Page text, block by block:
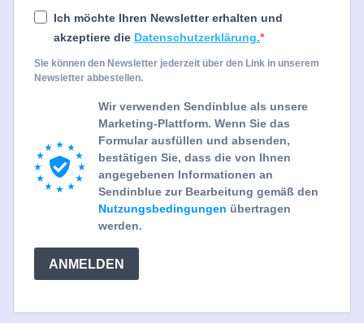
Ich möchte Ihren Newsletter erhalten und
akzeptiere die Datenschutzerklärung.
Sie können den Newsletter jederzeit über den Link in unserem
Newsletter abbestellen.
Wir verwenden Sendinblue als unsere
Marketing-Plattform. Wenn Sie das
Formular ausfüllen und absenden,
bestätigen Sie, dass die von Ihnen
angegebenen Informationen an
Sendinblue zur Bearbeitung gemäß den
Nutzungsbedingungen übertragen
werden.
ANMELDEN